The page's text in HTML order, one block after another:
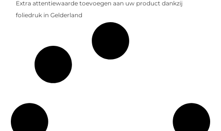
Extra attentiewaarde toevoegen aan uw product dankzij
foliedruk in Gelderland